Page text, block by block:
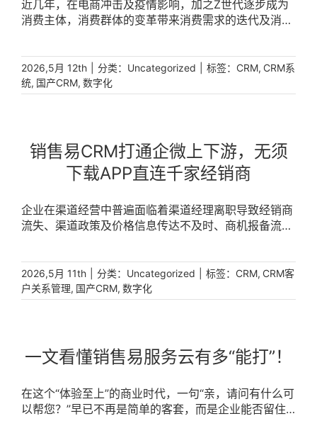
近几年，在电商冲击及疫情影响，加之Z世代逐步成为
消费主体，消费群体的变革带来消费需求的迭代及消费
正在经受着半个多世纪以来“最坏的时代”，如果不抓紧
数字化转型，将面临线下门店客流持续下降、业绩下
滑，甚至关门倒闭……诸如昔日国产女装巨头拉夏贝
2026,5月 12th 分类： Uncategorized 标签： CRM, CRM系
统, 国产CRM, 数字化
销售易CRM打通企微上下游，无须
下载APP直连千家经销商
企业在渠道经营中普遍面临着渠道经理离职导致经销商
流失、渠道政策及价格信息传达不及时、商机报备流程
2026,5月 11th 分类： Uncategorized 标签： CRM, CRM客
户关系管理, 国产CRM, 数字化
一文看懂销售易服务云有多“能打”！
在这个“体验至上”的商业时代，一句“亲，请问有什么可
以帮您？”早已不再是简单的客套，而是企业能否留住